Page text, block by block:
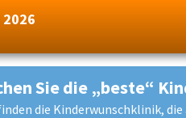
2026
Sie die „beste“
die Kinderwunschklinik,